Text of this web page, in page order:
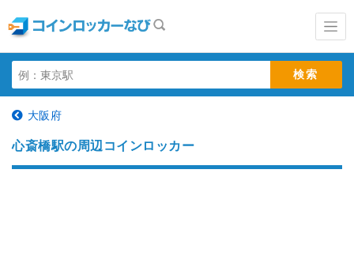
大阪府
心斎橋駅の周辺コインロッカー